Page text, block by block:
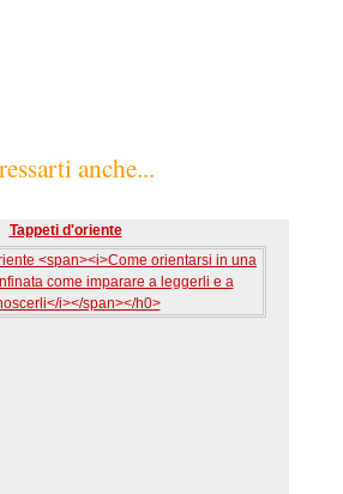
anche...
Tappeti d'oriente